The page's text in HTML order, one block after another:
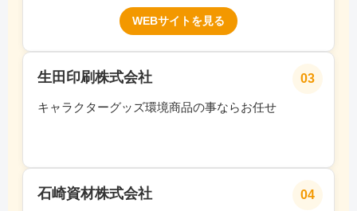
WEBサイトを見る
03
生田印刷株式会社
キャラクターグッズ環境商品の事ならお任せ
04
石崎資材株式会社